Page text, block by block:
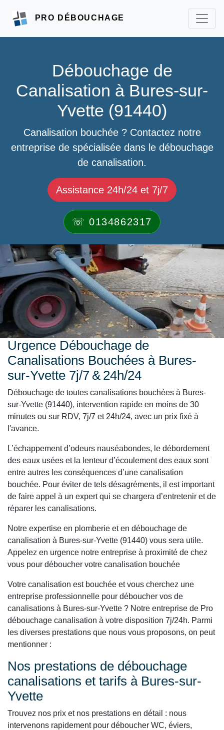
PRO DÉBOUCHAGE
Débouchage de
Canalisation à Bures-sur-
Yvette (91440)
Canalisation bouchée ? Contactez notre
entreprise de spécialisée dans le débouchage
de canalisation.
Assistance 24h/24 et 7j/7
☏ 0134862317
Urgence Débouchage de
Canalisations Bouchées à Bures-
sur-Yvette 7j/7 & 24h/24
Débouchage de toutes canalisations bouchées à Bures-
sur-Yvette (91440), intervention rapide en moins de 30
minutes ou sur RDV, 7j/7 et 24h/24, avec un prix fixé à
l'avance.
L’échappement d’odeurs nauséabondes, le débordement
des eaux usées et la lenteur d’écoulement des eaux sont
entre autres les conséquences d’une canalisation
bouchée. Pour éviter de tels désagréments, il est important
de faire appel à un expert qui se chargera d’entretenir et de
réparer les canalisations.
Notre expertise en plomberie et en débouchage de
canalisation à Bures-sur-Yvette (91440) vous sera utile.
Appelez en urgence notre entreprise à proximité de chez
vous pour déboucher votre canalisation bouchée
Votre canalisation est bouchée et vous cherchez une
entreprise professionnelle pour déboucher vos de
canalisations à Bures-sur-Yvette ? Notre entreprise de Pro
débouchage canalisation à votre disposition 7j/24h. Parmi
les diverses prestations que nous vous proposons, on peut
mentionner :
Nos prestations de débouchage
canalisations et tarifs à Bures-sur-
Yvette
Trouvez nos prix et nos prestations en détail : nous
intervenons rapidement pour déboucher WC, éviers,